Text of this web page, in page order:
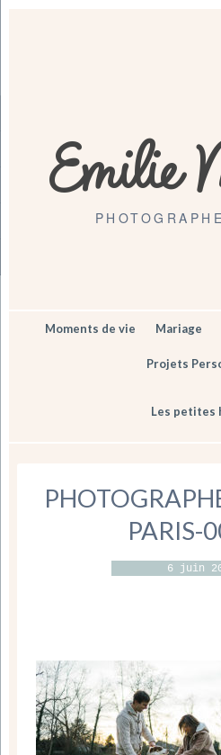
Emilie
Moments de vie Mariage
Projets
Les petites
PARIS-
6 juin